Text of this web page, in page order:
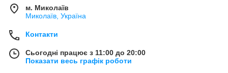
м. Миколаїв
Миколаїв, Україна
Контакти
Сьогодні працює з 11:00 до 20:00
Показати весь графік роботи